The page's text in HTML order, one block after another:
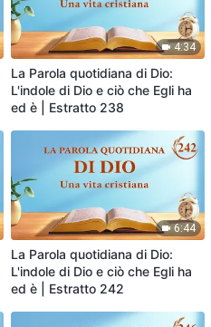
4:34
La Parola quotidiana di Dio:
L'indole di Dio e ciò che Egli ha
ed è | Estratto 238
6:44
La Parola quotidiana di Dio:
L'indole di Dio e ciò che Egli ha
ed è | Estratto 242